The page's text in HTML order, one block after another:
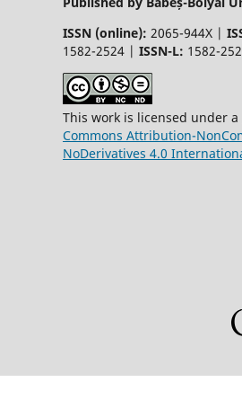
ISSN (online): 2065-944X |
1582-2524 | ISSN-L: 1582-
This work is licensed under a
Commons Attribution-
NoDerivatives 4.0